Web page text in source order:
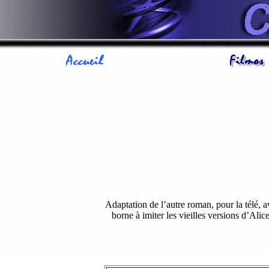
Adaptation de l’autre roman, pour la télé,
borne à imiter les vieilles versions